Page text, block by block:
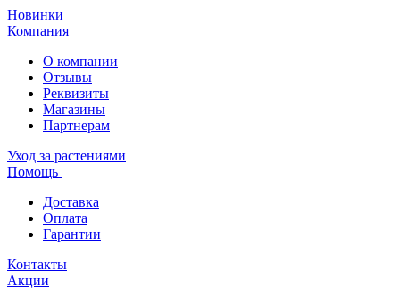
Новинки
Компания
О компании
Отзывы
Реквизиты
Магазины
Партнерам
Уход за растениями
Помощь
Доставка
Оплата
Гарантии
Контакты
Акции